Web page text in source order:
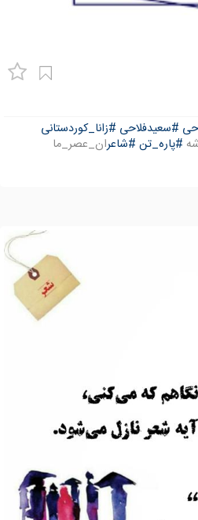
#سعیدفلاحی #زانا_کوردستانی
#پاره_تن #شاعران_عصر_ما